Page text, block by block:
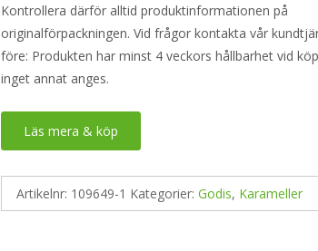
Kontrollera därför alltid produktinformationen på
originalförpackningen. Vid frågor kontakta vår
före: Produkten har minst 4 veckors hållbarhet vid
inget annat anges.
Läs mera & köp
Artikelnr: 109649-1 Kategorier:Godis, Karameller